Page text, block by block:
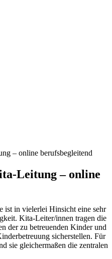
– online berufsbegleitend
Leitung – online
ist in vielerlei Hinsicht eine sehr
Kita-Leiter/innen tragen die
der zu betreuenden Kinder und
sicherstellen. Für
sie gleichermaßen die zentralen